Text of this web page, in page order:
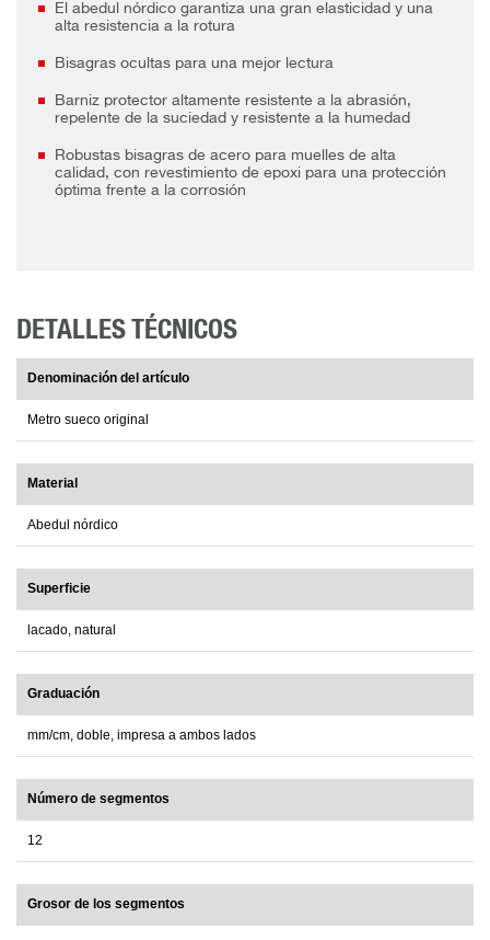
El abedul nórdico garantiza una gran elasticidad y una
alta resistencia a la rotura
Bisagras ocultas para una mejor lectura
Barniz protector altamente resistente a la abrasión,
repelente de la suciedad y resistente a la humedad
Robustas bisagras de acero para muelles de alta
calidad, con revestimiento de epoxi para una protección
óptima frente a la corrosión
DETALLES TÉCNICOS
Denominación del artículo
Metro sueco original
Material
Abedul nórdico
Superficie
lacado, natural
Graduación
mm/cm, doble, impresa a ambos lados
Número de segmentos
12
Grosor de los segmentos